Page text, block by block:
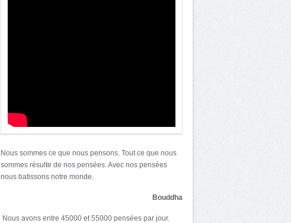
Nous sommes ce que nous pensons. Tout ce que nous
sommes résulte de nos pensées. Avec nos pensées
nous batissons notre monde.
Bouddha
Nous avons entre 45000 et 55000 pensées par jour.